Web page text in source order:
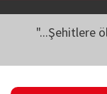
"...Şehitlere